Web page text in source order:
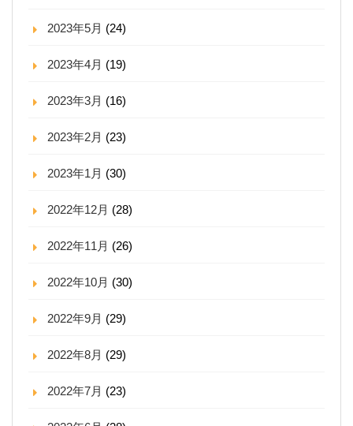
2023年5月 (24)
2023年4月 (19)
2023年3月 (16)
2023年2月 (23)
2023年1月 (30)
2022年12月 (28)
2022年11月 (26)
2022年10月 (30)
2022年9月 (29)
2022年8月 (29)
2022年7月 (23)